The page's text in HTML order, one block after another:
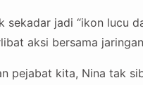
sekadar jadi “ikon lucu
aksi bersama
pejabat kita, Nina tak